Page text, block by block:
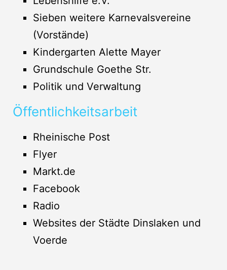
Sieben weitere Karnevalsvereine
(Vorstände)
Kindergarten Alette Mayer
Grundschule Goethe Str.
Politik und Verwaltung
Öffentlichkeitsarbeit
Rheinische Post
Flyer
Markt.de
Facebook
Radio
Websites der Städte Dinslaken und
Voerde